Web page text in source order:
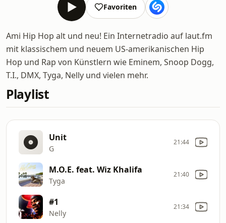
Favoriten
Ami Hip Hop alt und neu! Ein Internetradio auf laut.fm
mit klassischem und neuem US-amerikanischen Hip
Hop und Rap von Künstlern wie Eminem, Snoop Dogg,
T.I., DMX, Tyga, Nelly und vielen mehr.
Playlist
Unit
G
21:44
M.O.E. feat. Wiz Khalifa
Tyga
21:40
#1
Nelly
21:34